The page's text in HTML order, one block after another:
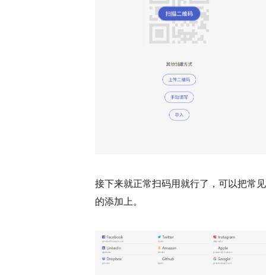
接下来就正常扫码用就行了，可以把常见
的添加上。